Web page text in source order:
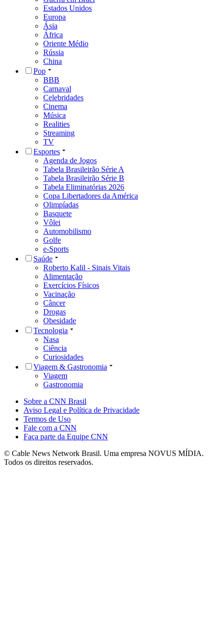
Estados Unidos
Europa
Ásia
África
Oriente Médio
Rússia
China
Pop
BBB
Carnaval
Celebridades
Cinema
Música
Realities
Streaming
TV
Esportes
Agenda de Jogos
Tabela Brasileirão Série A
Tabela Brasileirão Série B
Tabela Eliminatórias 2026
Copa Libertadores da América
Olimpíadas
Basquete
Vôlei
Automobilismo
Golfe
e-Sports
Saúde
Roberto Kalil - Sinais Vitais
Alimentação
Exercícios Físicos
Vacinação
Câncer
Drogas
Obesidade
Tecnologia
Nasa
Ciência
Curiosidades
Viagem & Gastronomia
Viagem
Gastronomia
Sobre a CNN Brasil
Aviso Legal e Política de Privacidade
Termos de Uso
Fale com a CNN
Faça parte da Equipe CNN
© Cable News Network Brasil. Uma empresa NOVUS MÍDIA.
Todos os direitos reservados.